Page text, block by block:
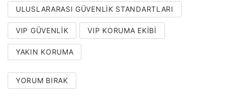
ULUSLARARASI GÜVENLIK STANDARTLARI
VIP GÜVENLIK VIP KORUMA EKIBI
YAKIN KORUMA
YORUM BIRAK